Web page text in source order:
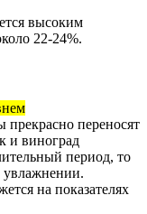
высоким
22-24%.
переносят
и виноград
период, то
увлажнении.
на показателях